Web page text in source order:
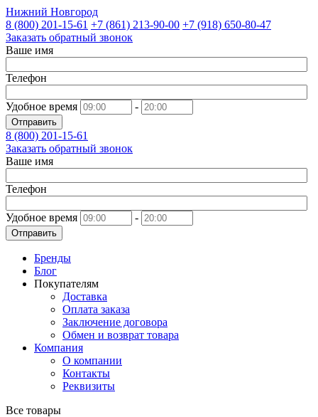
Нижний Новгород
8 (800) 201-15-61 +7 (861) 213-90-00 +7 (918) 650-80-47
Заказать обратный звонок
Ваше имя
Телефон
Удобное время -
Отправить
8 (800) 201-15-61
Заказать обратный звонок
Ваше имя
Телефон
Удобное время -
Отправить
Бренды
Блог
Покупателям
Доставка
Оплата заказа
Заключение договора
Обмен и возврат товара
Компания
О компании
Контакты
Реквизиты
Все товары